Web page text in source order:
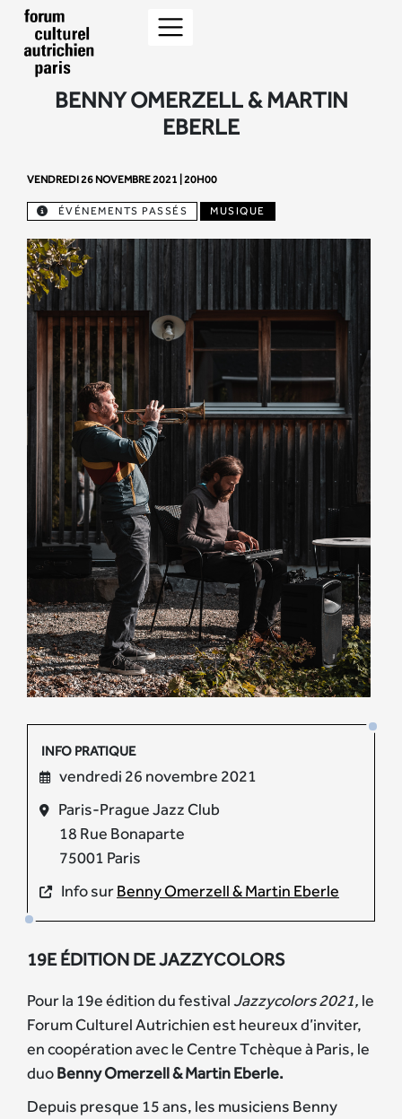
BENNY OMERZELL & MARTIN
EBERLE
VENDREDI 26 NOVEMBRE 2021 | 20H00
ÉVÉNEMENTS PASSÉS MUSIQUE
INFO PRATIQUE
vendredi 26 novembre 2021
Paris-Prague Jazz Club
18 Rue Bonaparte
75001 Paris
Info surBenny Omerzell & Martin Eberle
19E ÉDITION DE JAZZYCOLORS
Pour la 19e édition du festivalJazzycolors 2021, le
Forum Culturel Autrichien est heureux d’inviter,
en coopération avec le Centre Tchèque à Paris, le
duoBenny Omerzell & Martin Eberle.
Depuis presque 15 ans, les musiciens Benny